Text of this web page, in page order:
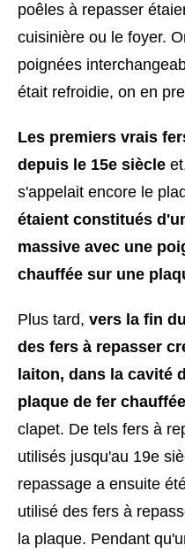
poêles à repasser
cuisinière ou le foyer.
poignées
était refroidie, on en
Les premiers vrais
depuis le 15e siècle
s'appelait encore le
étaient constitués
massive avec une
chauffée sur une
Plus tard, vers la fin
des fers à repasser
laiton, dans la cavité
plaque de fer
clapet. De tels fers à
utilisés jusqu'au 19e
repassage a ensuite
utilisé des fers à
la plaque. Pendant